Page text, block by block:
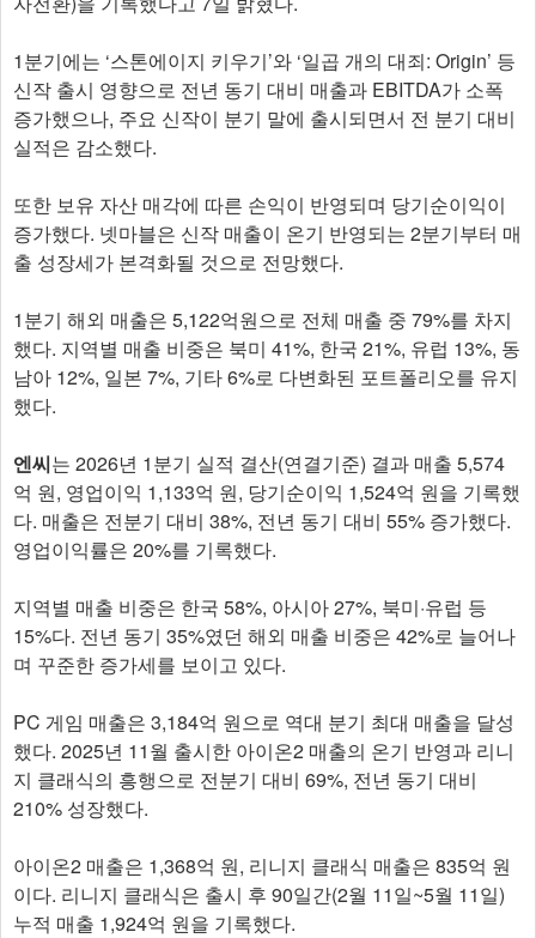
1분기에는 ‘스톤에이지 키우기’와 ‘일곱 개의 대죄: Origin’ 등
신작 출시 영향으로 전년 동기 대비 매출과 EBITDA가 소폭
증가했으나, 주요 신작이 분기 말에 출시되면서 전 분기 대비
실적은 감소했다.
또한 보유 자산 매각에 따른 손익이 반영되며 당기순이익이
증가했다. 넷마블은 신작 매출이 온기 반영되는 2분기부터 매
출 성장세가 본격화될 것으로 전망했다.
1분기 해외 매출은 5,122억원으로 전체 매출 중 79%를 차지
했다. 지역별 매출 비중은 북미 41%, 한국 21%, 유럽 13%, 동
남아 12%, 일본 7%, 기타 6%로 다변화된 포트폴리오를 유지
했다.
엔씨는 2026년 1분기 실적 결산(연결기준) 결과 매출 5,574
억 원, 영업이익 1,133억 원, 당기순이익 1,524억 원을 기록했
다. 매출은 전분기 대비 38%, 전년 동기 대비 55% 증가했다.
영업이익률은 20%를 기록했다.
지역별 매출 비중은 한국 58%, 아시아 27%, 북미·유럽 등
15%다. 전년 동기 35%였던 해외 매출 비중은 42%로 늘어나
며 꾸준한 증가세를 보이고 있다.
PC 게임 매출은 3,184억 원으로 역대 분기 최대 매출을 달성
했다. 2025년 11월 출시한 아이온2 매출의 온기 반영과 리니
지 클래식의 흥행으로 전분기 대비 69%, 전년 동기 대비
210% 성장했다.
아이온2 매출은 1,368억 원, 리니지 클래식 매출은 835억 원
이다. 리니지 클래식은 출시 후 90일간(2월 11일~5월 11일)
누적 매출 1,924억 원을 기록했다.